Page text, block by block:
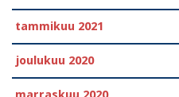
tammikuu 2021
joulukuu 2020